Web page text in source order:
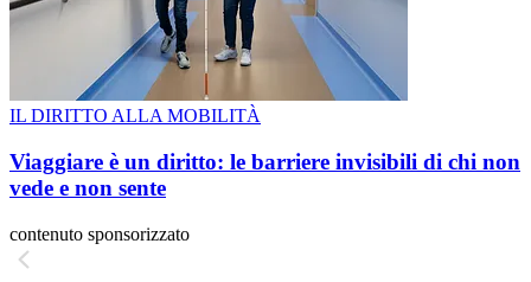
IL DIRITTO ALLA MOBILITÀ
Viaggiare è un diritto: le barriere invisibili di chi non
vede e non sente
contenuto sponsorizzato